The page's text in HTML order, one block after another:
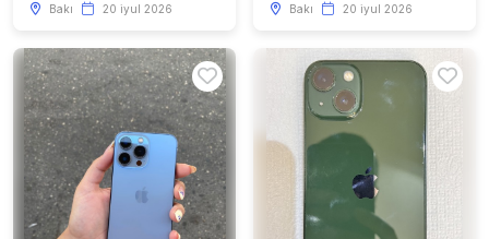
Bakı 20 iyul 2026 Bakı 20 iyul 2026